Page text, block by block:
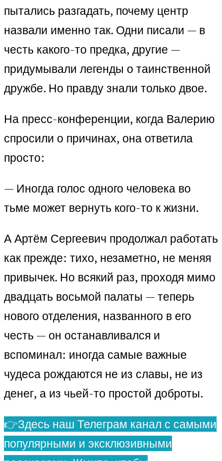
пытались разгадать, почему центр
назвали именно так. Одни писали — в
честь какого-то предка, другие —
придумывали легенды о таинственной
дружбе. Но правду знали только двое.
На пресс-конференции, когда Валерию
спросили о причинах, она ответила
просто:
— Иногда голос одного человека во
тьме может вернуть кого-то к жизни.
А Артём Сергеевич продолжал работать
как прежде: тихо, незаметно, не меняя
привычек. Но всякий раз, проходя мимо
двадцать восьмой палаты — теперь
нового отделения, названного в его
честь — он останавливался и
вспоминал: иногда самые важные
чудеса рождаются не из славы, не из
денег, а из чьей-то простой доброты.
👉Здесь наш Телеграм канал с самыми
популярными и эксклюзивными